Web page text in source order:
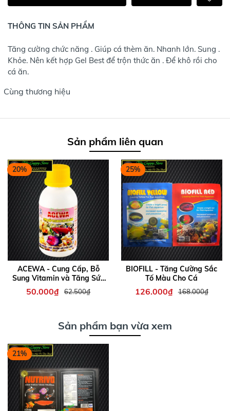
THÔNG TIN SẢN PHẨM
Tăng cường chức năng . Giúp cá thèm ăn. Nhanh lớn. Sung .
Khỏe. Nên kết hợp Gel Best để trộn thức ăn . Để khô rồi cho
cá ăn.
Cùng thương hiệu
Sản phẩm liên quan
20%
ACEWA - Cung Cấp, Bỗ
Sung Vitamin và Tăng Sức
Đề Kháng Cho Cá Cảnh
50.000₫ 62.500₫
25%
BIOFILL - Tăng Cường Sắc
Tố Màu Cho Cá
126.000₫ 168.000₫
Sản phẩm bạn vừa xem
21%